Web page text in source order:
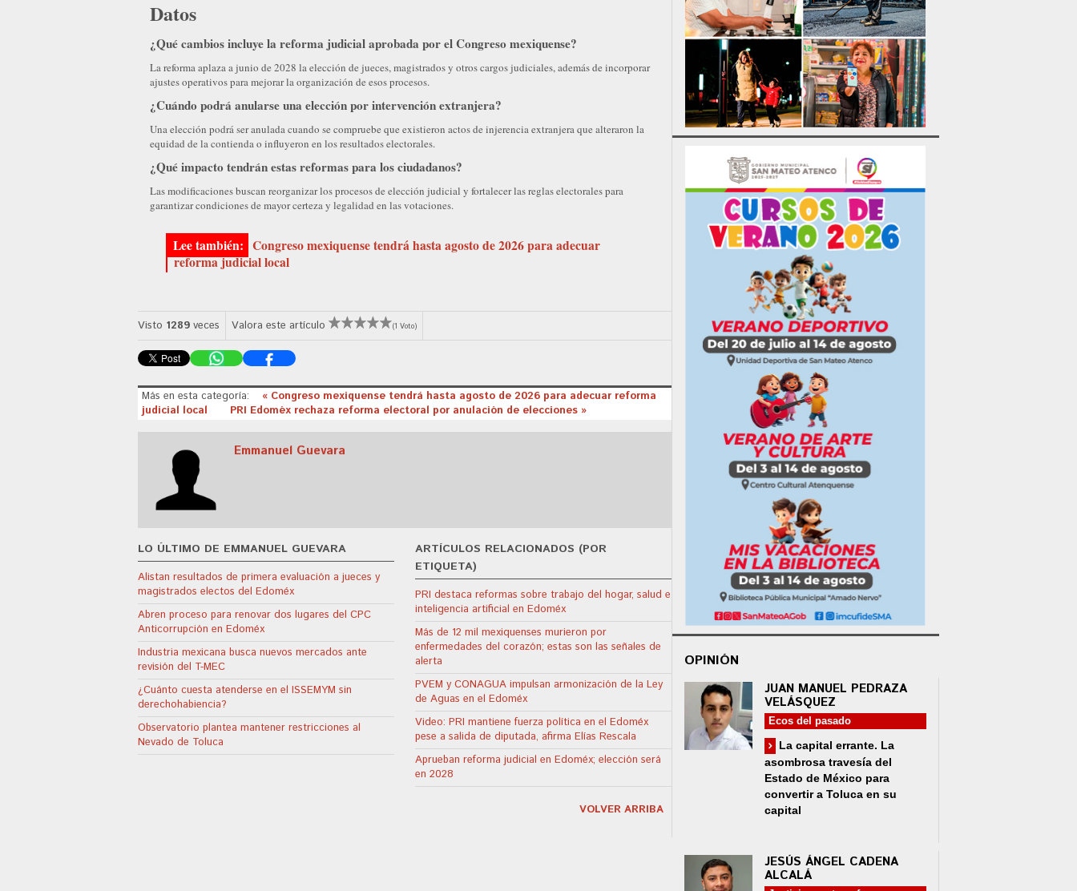
Datos
¿Qué cambios incluye la reforma judicial aprobada por el Congreso mexiquense?
La reforma aplaza a junio de 2028 la elección de jueces, magistrados y otros cargos judiciales, además de incorporar
ajustes operativos para mejorar la organización de esos procesos.
¿Cuándo podrá anularse una elección por intervención extranjera?
Una elección podrá ser anulada cuando se compruebe que existieron actos de injerencia extranjera que alteraron la
equidad de la contienda o influyeron en los resultados electorales.
¿Qué impacto tendrán estas reformas para los ciudadanos?
Las modificaciones buscan reorganizar los procesos de elección judicial y fortalecer las reglas electorales para
garantizar condiciones de mayor certeza y legalidad en las votaciones.
Congreso mexiquense tendrá hasta agosto de 2026 para adecuar
reforma judicial local
Visto 1289 veces Valora este artículo (1 Voto)
Más en esta categoría:
« Congreso mexiquense tendrá hasta agosto de 2026 para adecuar reforma
judicial local
PRI Edoméx rechaza reforma electoral por anulación de elecciones »
Emmanuel Guevara
LO ÚLTIMO DE EMMANUEL GUEVARA
Alistan resultados de primera evaluación a jueces y
magistrados electos del Edoméx
Abren proceso para renovar dos lugares del CPC
Anticorrupción en Edoméx
Industria mexicana busca nuevos mercados ante
revisión del T-MEC
¿Cuánto cuesta atenderse en el ISSEMYM sin
derechohabiencia?
Observatorio plantea mantener restricciones al
Nevado de Toluca
ARTÍCULOS RELACIONADOS (POR
ETIQUETA)
PRI destaca reformas sobre trabajo del hogar, salud e
inteligencia artificial en Edoméx
Más de 12 mil mexiquenses murieron por
enfermedades del corazón; estas son las señales de
alerta
PVEM y CONAGUA impulsan armonización de la Ley
de Aguas en el Edoméx
Video: PRI mantiene fuerza política en el Edoméx
pese a salida de diputada, afirma Elías Rescala
Aprueban reforma judicial en Edoméx; elección será
en 2028
VOLVER ARRIBA
OPINIÓN
JUAN MANUEL PEDRAZA
VELÁSQUEZ
Ecos del pasado
La capital errante. La
asombrosa travesía del
Estado de México para
convertir a Toluca en su
capital
JESÚS ÁNGEL CADENA
ALCALÁ